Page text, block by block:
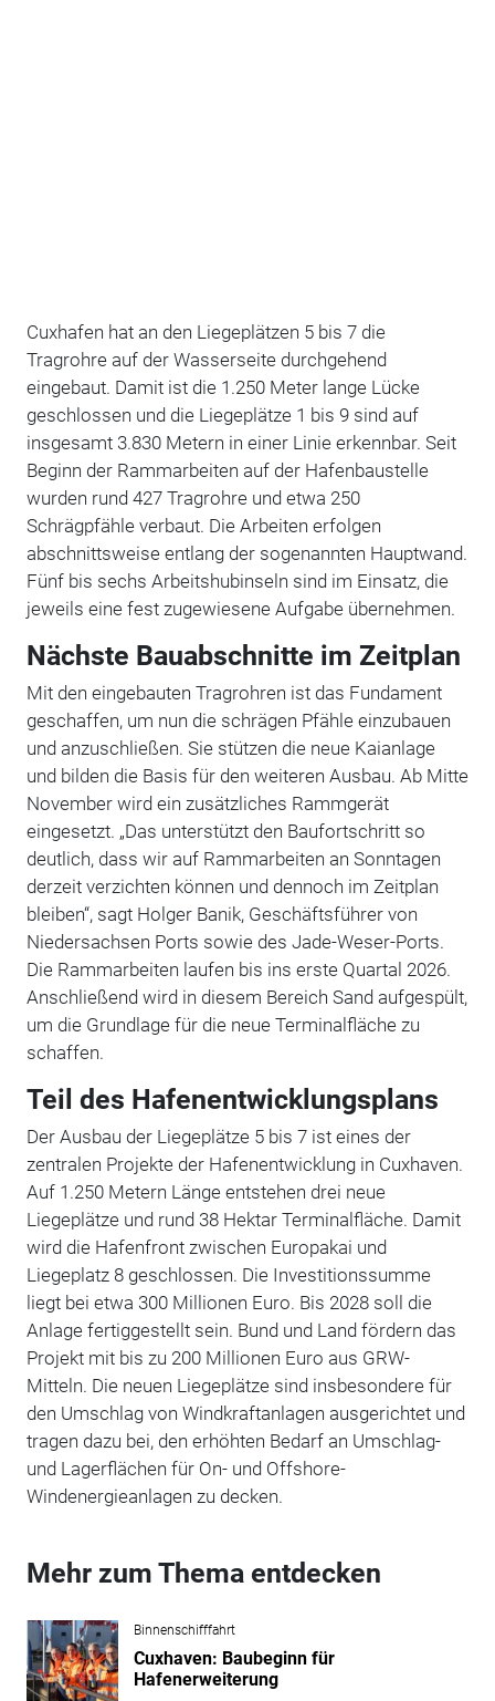
Cuxhafen hat an den Liegeplätzen 5 bis 7 die
Tragrohre auf der Wasserseite durchgehend
eingebaut. Damit ist die 1.250 Meter lange Lücke
geschlossen und die Liegeplätze 1 bis 9 sind auf
insgesamt 3.830 Metern in einer Linie erkennbar. Seit
Beginn der Rammarbeiten auf der Hafenbaustelle
wurden rund 427 Tragrohre und etwa 250
Schrägpfähle verbaut. Die Arbeiten erfolgen
abschnittsweise entlang der sogenannten Hauptwand.
Fünf bis sechs Arbeitshubinseln sind im Einsatz, die
jeweils eine fest zugewiesene Aufgabe übernehmen.
Nächste Bauabschnitte im Zeitplan
Mit den eingebauten Tragrohren ist das Fundament
geschaffen, um nun die schrägen Pfähle einzubauen
und anzuschließen. Sie stützen die neue Kaianlage
und bilden die Basis für den weiteren Ausbau. Ab Mitte
November wird ein zusätzliches Rammgerät
eingesetzt. „Das unterstützt den Baufortschritt so
deutlich, dass wir auf Rammarbeiten an Sonntagen
derzeit verzichten können und dennoch im Zeitplan
bleiben“, sagt Holger Banik, Geschäftsführer von
Niedersachsen Ports sowie des Jade-Weser-Ports.
Die Rammarbeiten laufen bis ins erste Quartal 2026.
Anschließend wird in diesem Bereich Sand aufgespült,
um die Grundlage für die neue Terminalfläche zu
schaffen.
Teil des Hafenentwicklungsplans
Der Ausbau der Liegeplätze 5 bis 7 ist eines der
zentralen Projekte der Hafenentwicklung in Cuxhaven.
Auf 1.250 Metern Länge entstehen drei neue
Liegeplätze und rund 38 Hektar Terminalfläche. Damit
wird die Hafenfront zwischen Europakai und
Liegeplatz 8 geschlossen. Die Investitionssumme
liegt bei etwa 300 Millionen Euro. Bis 2028 soll die
Anlage fertiggestellt sein. Bund und Land fördern das
Projekt mit bis zu 200 Millionen Euro aus GRW-
Mitteln. Die neuen Liegeplätze sind insbesondere für
den Umschlag von Windkraftanlagen ausgerichtet und
tragen dazu bei, den erhöhten Bedarf an Umschlag-
und Lagerflächen für On- und Offshore-
Windenergieanlagen zu decken.
Mehr zum Thema entdecken
Binnenschifffahrt
Cuxhaven: Baubeginn für
Hafenerweiterung